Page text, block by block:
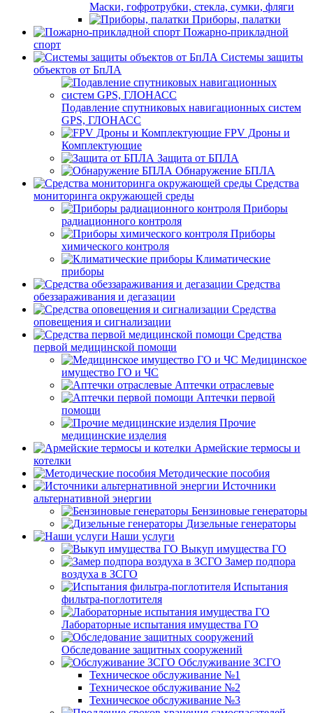
Маски, гофротрубки, стекла, сумки, фляги
Приборы, палатки
Пожарно-прикладной
спорт
Системы защиты
объектов от БпЛА
Подавление спутниковых навигационных систем
GPS, ГЛОНАСС
FPV Дроны и
Комплектующие
Защита от БПЛА
Обнаружение БПЛА
Средства
мониторинга окружающей среды
Приборы
радиационного контроля
Приборы
химического контроля
Климатические
приборы
Средства
обеззараживания и дегазации
Средства
оповещения и сигнализации
Средства
первой медицинской помощи
Медицинское
имущество ГО и ЧС
Аптечки отраслевые
Аптечки первой
помощи
Прочие
медицинские изделия
Армейские термосы и
котелки
Методические пособия
Источники
альтернативной энергии
Бензиновые генераторы
Дизельные генераторы
Наши услуги
Выкуп имущества ГО
Замер подпора
воздуха в ЗСГО
Испытания
фильтра-поглотителя
Лабораторные испытания имущества ГО
Обследование защитных сооружений
Обслуживание ЗСГО
Техническое обслуживание №1
Техническое обслуживание №2
Техническое обслуживание №3